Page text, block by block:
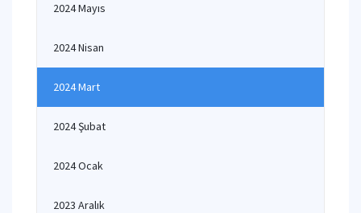
2024 Mayıs
2024 Nisan
2024 Mart
2024 Şubat
2024 Ocak
2023 Aralık